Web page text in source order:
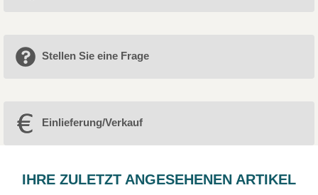
Stellen Sie eine Frage
Einlieferung/Verkauf
IHRE ZULETZT ANGESEHENEN ARTIKEL